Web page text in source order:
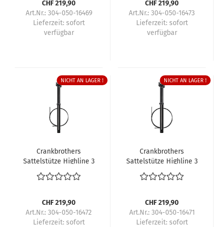
CHF 219,90
Art.Nr.: 304-050-16469
Lieferzeit: sofort
verfügbar
CHF 219,90
Art.Nr.: 304-050-16473
Lieferzeit: sofort
verfügbar
NICHT AN LAGER !
Crankbrothers
Sattelstütze Highline 3
CHF 219,90
Art.Nr.: 304-050-16472
Lieferzeit: sofort
NICHT AN LAGER !
Crankbrothers
Sattelstütze Highline 3
CHF 219,90
Art.Nr.: 304-050-16471
Lieferzeit: sofort